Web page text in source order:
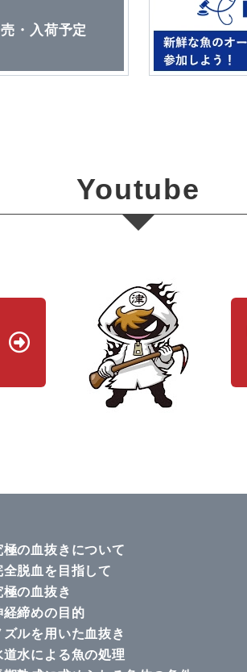
・入荷予定
Youtube
極の血抜きについて
全脱血を目指して
極の血抜き
経締めの目的
ズルを用いた血抜き
道水による魚の処理